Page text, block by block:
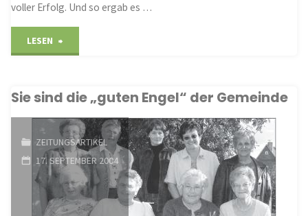
voller Erfolg. Und so ergab es …
LESEN
für
die
Fastnacht
gegründet"
Sie sind die „guten Engel“ der Gemeinde
ZEITUNGSARTIKEL
17. SEPTEMBER 2004